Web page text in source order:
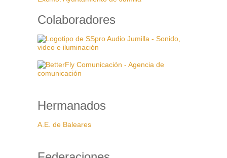
Colaboradores
Hermanados
A.E. de Baleares